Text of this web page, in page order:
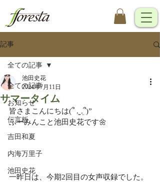
記事
全ての記事
お知らせ
伝言板
吉田和夏
内海万里子
池田史花
全ての記事
サマータイム
池田史花
2024年7月11日
皆さまこんにちは(՞ ܸ.‪ˬ.ܸ՞)”
ふーみんこと池田史花です🌼
一昨日は、今期2回目の女声収録でした。